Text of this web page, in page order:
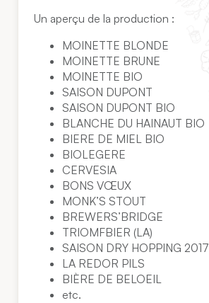
Un aperçu de la production :
MOINETTE BLONDE
MOINETTE BRUNE
MOINETTE BIO
SAISON DUPONT
SAISON DUPONT BIO
BLANCHE DU HAINAUT BIO
BIERE DE MIEL BIO
BIOLEGERE
CERVESIA
BONS VŒUX
MONK’S STOUT
BREWERS’BRIDGE
TRIOMFBIER (LA)
SAISON DRY HOPPING 2017
LA REDOR PILS
BIÈRE DE BELOEIL
etc.